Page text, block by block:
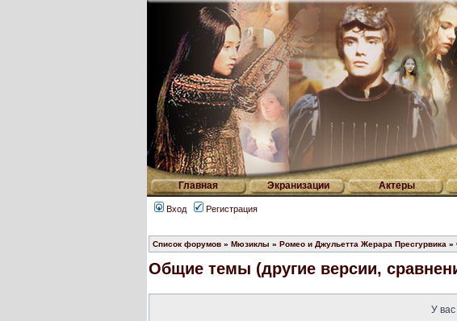
Главная Экранизации Актеры
Вход Регистрация
Список форумов » Мюзиклы » Ромео и Джульетта Жерара Пресгурвика »
Общие темы (другие версии,
У